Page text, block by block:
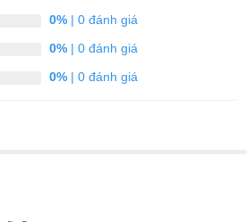
0%| 0 đánh giá
0%| 0 đánh giá
0%| 0 đánh giá